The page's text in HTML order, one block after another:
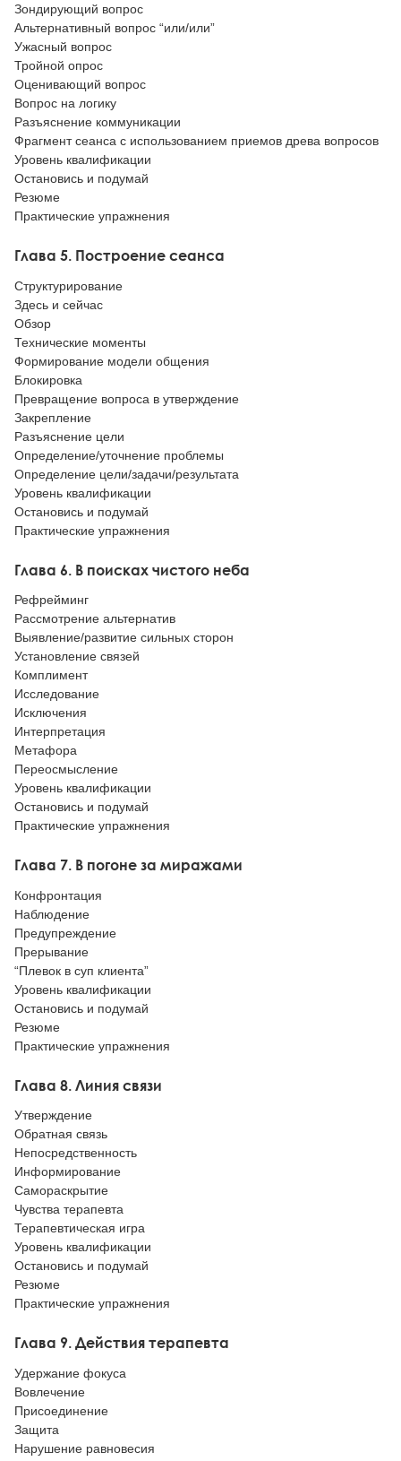
Зондирующий вопрос
Альтернативный вопрос “или/или”
Ужасный вопрос
Тройной опрос
Оценивающий вопрос
Вопрос на логику
Разъяснение коммуникации
Фрагмент сеанса с использованием приемов древа вопросов
Уровень квалификации
Остановись и подумай
Резюме
Практические упражнения
Глава 5. Построение сеанса
Структурирование
Здесь и сейчас
Обзор
Технические моменты
Формирование модели общения
Блокировка
Превращение вопроса в утверждение
Закрепление
Разъяснение цели
Определение/уточнение проблемы
Определение цели/задачи/результата
Уровень квалификации
Остановись и подумай
Практические упражнения
Глава 6. В поисках чистого неба
Рефрейминг
Рассмотрение альтернатив
Выявление/развитие сильных сторон
Установление связей
Комплимент
Исследование
Исключения
Интерпретация
Метафора
Переосмысление
Уровень квалификации
Остановись и подумай
Практические упражнения
Глава 7. В погоне за миражами
Конфронтация
Наблюдение
Предупреждение
Прерывание
“Плевок в суп клиента”
Уровень квалификации
Остановись и подумай
Резюме
Практические упражнения
Глава 8. Линия связи
Утверждение
Обратная связь
Непосредственность
Информирование
Самораскрытие
Чувства терапевта
Терапевтическая игра
Уровень квалификации
Остановись и подумай
Резюме
Практические упражнения
Глава 9. Действия терапевта
Удержание фокуса
Вовлечение
Присоединение
Защита
Нарушение равновесия